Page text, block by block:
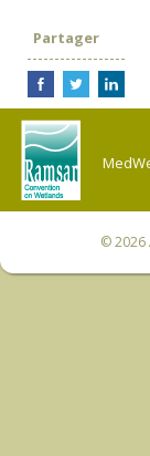
Partager
© 2026